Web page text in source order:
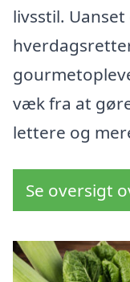
livsstil.
væk fra at
lettere og
Se oversigt